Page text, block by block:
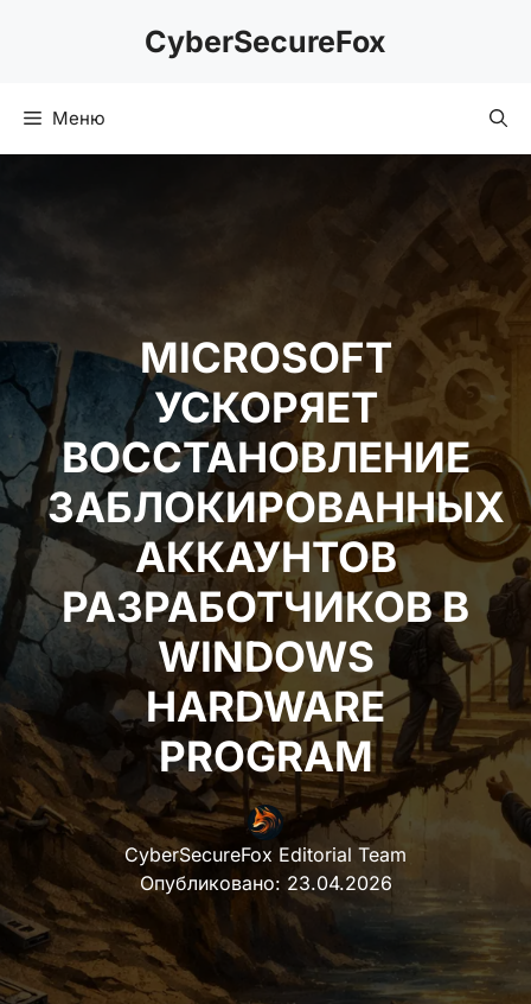
CyberSecureFox
Меню
MICROSOFT
УСКОРЯЕТ
ВОССТАНОВЛЕНИЕ
ЗАБЛОКИРОВАННЫХ
АККАУНТОВ
РАЗРАБОТЧИКОВ В
WINDOWS HARDWARE
PROGRAM
CyberSecureFox Editorial Team
Опубликовано:
23.04.2026